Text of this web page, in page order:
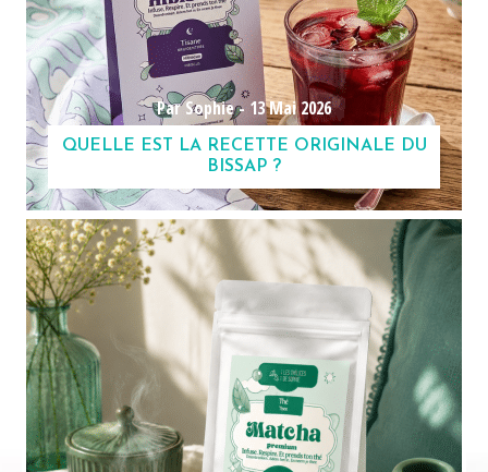
Par Sophie -13 Mai 2026
QUELLE EST LA RECETTE ORIGINALE DU
BISSAP ?